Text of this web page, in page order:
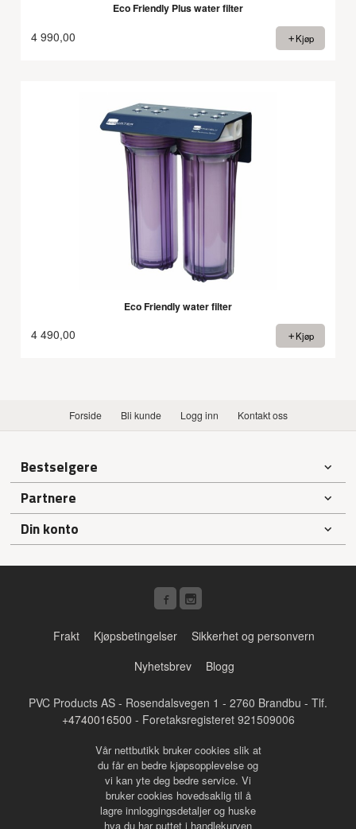
Eco Friendly Plus water filter
4 990,00 Kjøp
Eco Friendly water filter
4 490,00 Kjøp
Forside Bli kunde Logg inn Kontakt oss
Bestselgere
Partnere
Din konto
Frakt Kjøpsbetingelser
Sikkerhet og personvern
Nyhetsbrev
Blogg
PVC Products AS - Rosendalsvegen 1 - 2760 Brandbu - Tlf.
+4740016500 - Foretaksregisteret 921509006
Vår nettbutikk bruker cookies slik at
du får en bedre kjøpsopplevelse og
vi kan yte deg bedre service. Vi
bruker cookies hovedsaklig til å
lagre innloggingsdetaljer og huske
hva du har puttet i handlekurven